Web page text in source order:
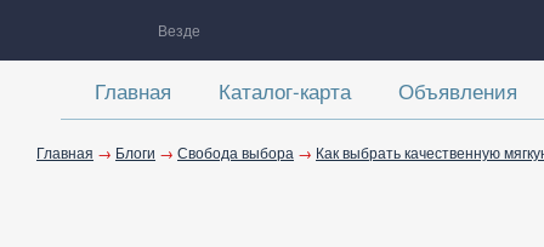
Везде
Главная Каталог-карта Объявления
Главная → Блоги → Свобода выбора → Как выбрать качественную